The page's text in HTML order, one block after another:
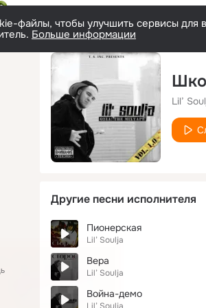
файлы, чтобы улучшить сервисы для
Больше информации
Lil’
Другие песни исполнителя
Пионерская
Lil’ Soulja
Вера
Lil’ Soulja
Война-демо